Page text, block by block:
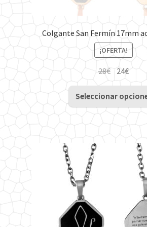
Colgante San Fermín 17mm
¡OFERTA!
28€ El
precio
original
era:
28€.
24€El
precio
es:
Seleccionar